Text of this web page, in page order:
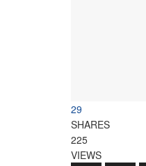
29
SHARES
225
VIEWS